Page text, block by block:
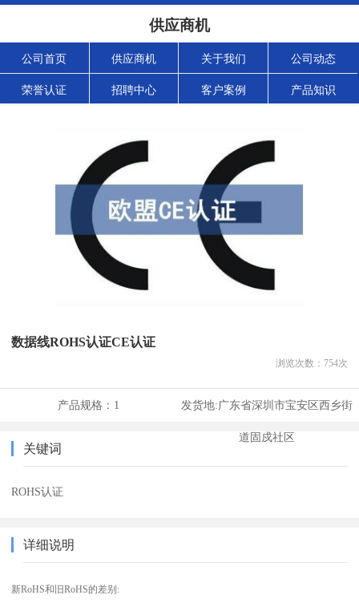
供应商机
公司首页 供应商机 关于我们 公司动态
荣誉认证 招聘中心 客户案例 产品知识
数据线ROHS认证CE认证
浏览次数： 754次
产品规格： 1 发货地:广东省深圳市宝安区西乡街
道固戍社区
关键词
ROHS认证
详细说明
新RoHS和旧RoHS的差别: